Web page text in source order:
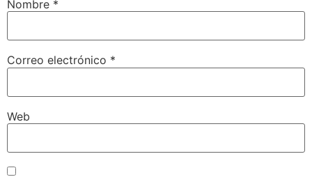
Nombre *
Correo electrónico *
Web